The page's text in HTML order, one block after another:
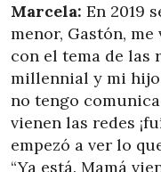
Marcela: En 2019
menor, Gastón,
con el tema de las
millennial y mi hijo
no tengo
vienen las redes
empezó a ver lo
“Ya está. Mamá